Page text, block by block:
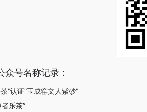
号名称记录：
”认证“玉成窑文人紫砂”
乐茶”